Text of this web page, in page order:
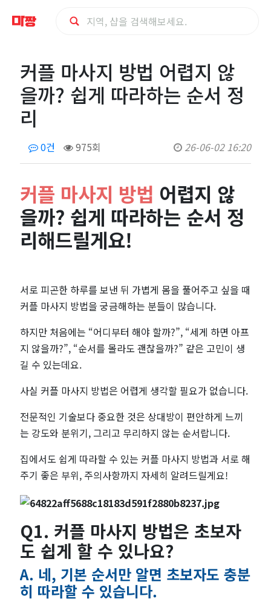
플
지
방
법
렵
지
않
을
까?
쉽
게
따
라
하
는
커플 마사지 방법 어렵지 않
을까? 쉽게 따라하는 순서 정
리
0건 975회 26-06-02 16:20
커플 마사지 방법 어렵지 않
을까? 쉽게 따라하는 순서 정
리해드릴게요!
서로 피곤한 하루를 보낸 뒤 가볍게 몸을 풀어주고 싶을 때
커플 마사지 방법을 궁금해하는 분들이 많습니다.
하지만 처음에는 “어디부터 해야 할까?”, “세게 하면 아프
지 않을까?”, “순서를 몰라도 괜찮을까?” 같은 고민이 생
길 수 있는데요.
사실 커플 마사지 방법은 어렵게 생각할 필요가 없습니다.
전문적인 기술보다 중요한 것은 상대방이 편안하게 느끼
는 강도와 분위기, 그리고 무리하지 않는 순서랍니다.
집에서도 쉽게 따라할 수 있는 커플 마사지 방법과 서로 해
주기 좋은 부위, 주의사항까지 자세히 알려드릴게요!
Q1. 커플 마사지 방법은 초보자
도 쉽게 할 수 있나요?
A. 네, 기본 순서만 알면 초보자도 충분
히 따라할 수 있습니다.